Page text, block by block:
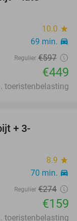
10.0 star
69 min. directions_car
Regulier €597
€449
toeristenbelasting
+ 3-
8.9 star
70 min. directions_car
Regulier €274
€159
toeristenbelasting